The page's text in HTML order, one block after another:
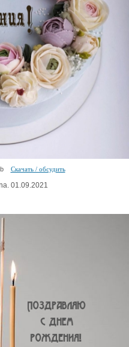
Скачать / обсудить
01.09.2021